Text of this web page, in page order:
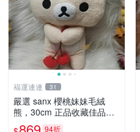
福運連連 31
嚴選 sanx 櫻桃妹妹毛絨
熊，30cm 正品收藏佳品，
手感極軟，適合贈送與收藏
94折